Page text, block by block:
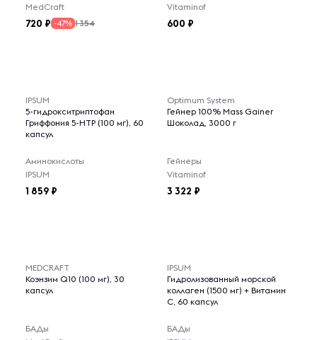
MedCraft
720 -47% 1 354
Vitaminof
600
IPSUM
5-гидрокситриптофан
Гриффония 5-НТР (100 мг), 60
капсул
Аминокислоты
IPSUM
1 859
Optimum System
Гейнер 100% Mass Gainer
Шоколад, 3000 г
Гейнеры
Vitaminof
3 322
MEDCRAFT
Коэнзим Q10 (100 мг), 30
капсул
БАДы
IPSUM
Гидролизованный морской
коллаген (1500 мг) + Витамин
C, 60 капсул
БАДы